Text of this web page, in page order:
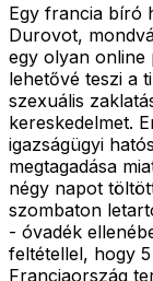
Egy francia bíró
Durovot,
egy olyan online
lehetővé teszi a
szexuális
kereskedelmet.
igazságügyi
megtagadása
négy napot
szombaton
- óvadék
feltétellel, hogy
Franciaország